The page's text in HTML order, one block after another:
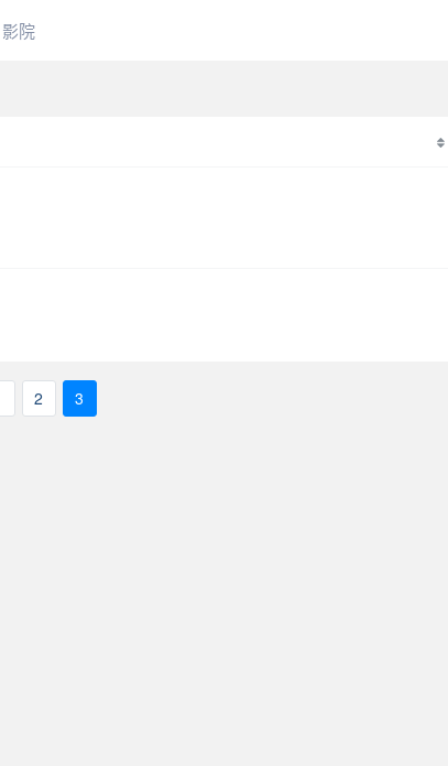
影院
2 3